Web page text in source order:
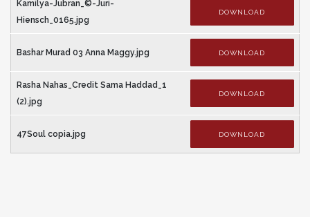
Kamilya-Jubran_©-Juri-
Hiensch_0165.jpg
DOWNLOAD
Bashar Murad 03 Anna Maggy.jpg DOWNLOAD
Rasha Nahas_Credit Sama Haddad_1
(2).jpg
DOWNLOAD
47Soul copia.jpg DOWNLOAD